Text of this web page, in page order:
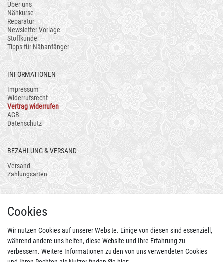
Über uns
Nähkurse
Reparatur
Newsletter Vorlage
Stoffkunde
Tipps für Nähanfänger
INFORMATIONEN
Impressum
Widerrufsrecht
Vertrag widerrufen
AGB
Datenschutz
BEZAHLUNG & VERSAND
Versand
Zahlungsarten
Cookies
Wir nutzen Cookies auf unserer Website. Einige von diesen sind essenziell,
während andere uns helfen, diese Website und Ihre Erfahrung zu
verbessern. Weitere Informationen zu den von uns verwendeten Cookies